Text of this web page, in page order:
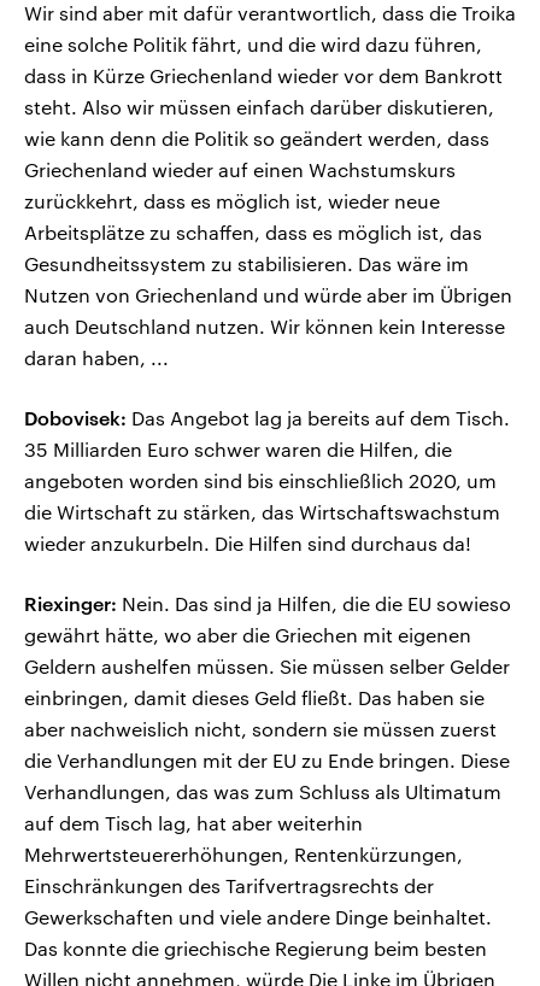
Wir sind aber mit dafür verantwortlich, dass die Troika
eine solche Politik fährt, und die wird dazu führen,
dass in Kürze Griechenland wieder vor dem Bankrott
steht. Also wir müssen einfach darüber diskutieren,
wie kann denn die Politik so geändert werden, dass
Griechenland wieder auf einen Wachstumskurs
zurückkehrt, dass es möglich ist, wieder neue
Arbeitsplätze zu schaffen, dass es möglich ist, das
Gesundheitssystem zu stabilisieren. Das wäre im
Nutzen von Griechenland und würde aber im Übrigen
auch Deutschland nutzen. Wir können kein Interesse
daran haben, ...
Dobovisek: Das Angebot lag ja bereits auf dem Tisch.
35 Milliarden Euro schwer waren die Hilfen, die
angeboten worden sind bis einschließlich 2020, um
die Wirtschaft zu stärken, das Wirtschaftswachstum
wieder anzukurbeln. Die Hilfen sind durchaus da!
Riexinger: Nein. Das sind ja Hilfen, die die EU sowieso
gewährt hätte, wo aber die Griechen mit eigenen
Geldern aushelfen müssen. Sie müssen selber Gelder
einbringen, damit dieses Geld fließt. Das haben sie
aber nachweislich nicht, sondern sie müssen zuerst
die Verhandlungen mit der EU zu Ende bringen. Diese
Verhandlungen, das was zum Schluss als Ultimatum
auf dem Tisch lag, hat aber weiterhin
Mehrwertsteuererhöhungen, Rentenkürzungen,
Einschränkungen des Tarifvertragsrechts der
Gewerkschaften und viele andere Dinge beinhaltet.
Das konnte die griechische Regierung beim besten
Willen nicht annehmen, würde Die Linke im Übrigen